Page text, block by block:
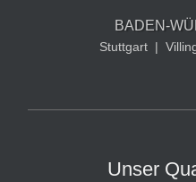
BADEN-
Stuttgart |
Unser